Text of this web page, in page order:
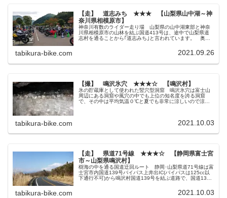
【走】 道志みち ★★★ 【山梨県山中湖～神
奈川県相模原市】
神奈川有数のライダー走り場 山梨県の山中湖東部と神奈
川県相模原市の山林を結ぶ国道413号は、途中で山梨県道
志村を通ることから｢道志みち｣と言われています。 奥多
tabikura-bike.com 2021.09.26
【撮】 鳴沢氷穴 ★★★☆ 【鳴沢村】
氷の貯蔵庫として使われた竪穴型洞窟 鳴沢氷穴は富士山
周辺にある洞窟や風穴の中でも上位の知名度を誇る洞窟
で、その中は平均気温０℃と夏でも非常に涼しいので涼を
tabikura-bike.com 2021.10.03
【走】 県道71号線 ★★★☆ 【静岡県富士宮
市～山梨県鳴沢村】
樹海の中を通る国道迂回ルート 静岡･山梨県道71号線は富
士宮市内国道139号バイパス上井出IC(バイパスは125cc以
下通行不可)から鳴沢村国道139号を結ぶ道路で、国道139
tabikura-bike.com 2021.10.03